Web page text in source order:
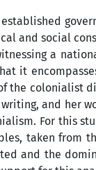
and social
a
it
the colonialist
and her
For this
taken from
and the